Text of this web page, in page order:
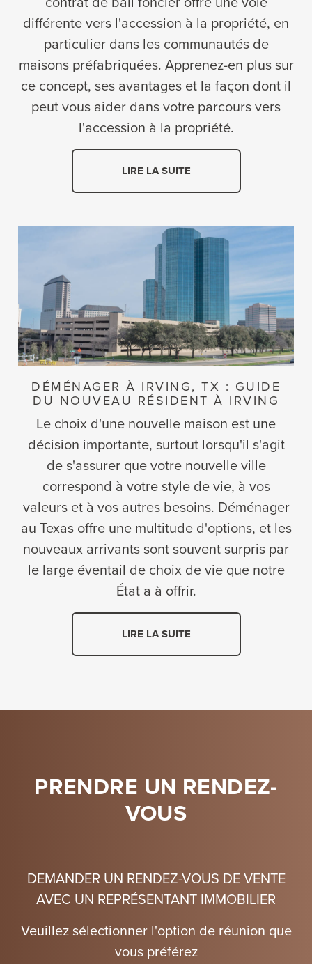
différente vers l'accession à la propriété, en
particulier dans les communautés de
maisons préfabriquées. Apprenez-en plus sur
ce concept, ses avantages et la façon dont il
peut vous aider dans votre parcours vers
l'accession à la propriété.
LIRE LA SUITE
DÉMÉNAGER À IRVING, TX : GUIDE
DU NOUVEAU RÉSIDENT À IRVING
Le choix d'une nouvelle maison est une
décision importante, surtout lorsqu'il s'agit
de s'assurer que votre nouvelle ville
correspond à votre style de vie, à vos
valeurs et à vos autres besoins. Déménager
au Texas offre une multitude d'options, et les
nouveaux arrivants sont souvent surpris par
le large éventail de choix de vie que notre
État a à offrir.
LIRE LA SUITE
PRENDRE UN RENDEZ-
VOUS
DEMANDER UN RENDEZ-VOUS DE VENTE
AVEC UN REPRÉSENTANT IMMOBILIER
Veuillez sélectionner l'option de réunion que
vous préférez